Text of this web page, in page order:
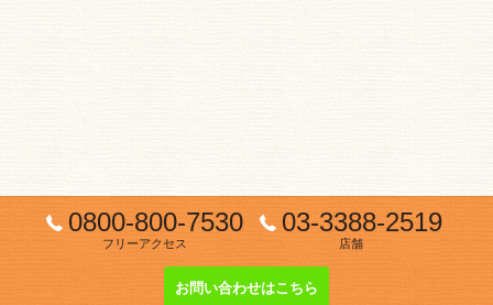
0800-800-7530
フリーアクセス
03-3388-2519
店舗
お問い合わせはこちら